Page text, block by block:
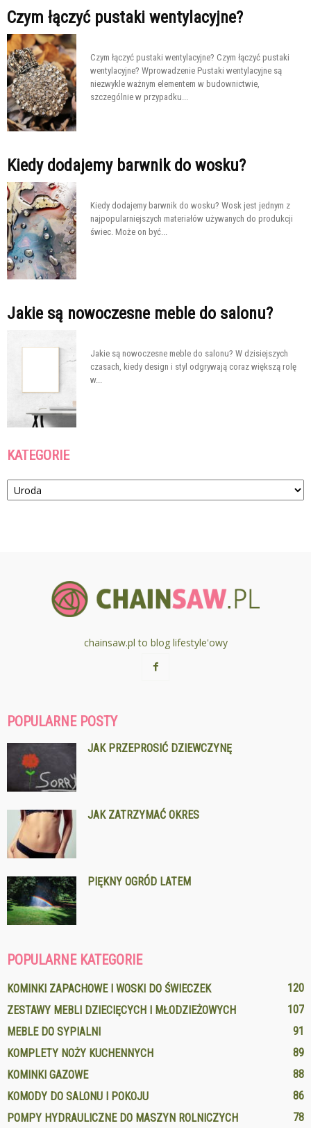
Czym łączyć pustaki wentylacyjne?
Czym łączyć pustaki wentylacyjne? Czym łączyć pustaki
wentylacyjne? Wprowadzenie Pustaki wentylacyjne są
niezwykle ważnym elementem w budownictwie,
szczególnie w przypadku...
Kiedy dodajemy barwnik do wosku?
Kiedy dodajemy barwnik do wosku? Wosk jest jednym z
najpopularniejszych materiałów używanych do produkcji
świec. Może on być...
Jakie są nowoczesne meble do salonu?
Jakie są nowoczesne meble do salonu? W dzisiejszych
czasach, kiedy design i styl odgrywają coraz większą rolę
w...
KATEGORIE
Kategorie
chainsaw.pl to blog lifestyle'owy
POPULARNE POSTY
JAK PRZEPROSIĆ DZIEWCZYNĘ
JAK ZATRZYMAĆ OKRES
PIĘKNY OGRÓD LATEM
POPULARNE KATEGORIE
KOMINKI ZAPACHOWE I WOSKI DO ŚWIECZEK
120
ZESTAWY MEBLI DZIECIĘCYCH I MŁODZIEŻOWYCH
107
MEBLE DO SYPIALNI
91
KOMPLETY NOŻY KUCHENNYCH
89
KOMINKI GAZOWE
88
KOMODY DO SALONU I POKOJU
86
POMPY HYDRAULICZNE DO MASZYN ROLNICZYCH
78